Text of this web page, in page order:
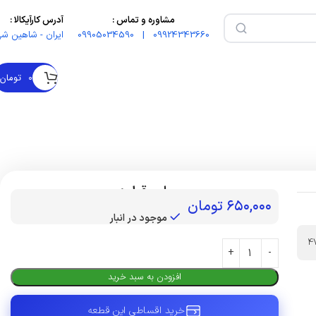
مشاوره و تماس :
09924343660 | 09905034590
آدرس کارآیکالا :
ایران - شاهین
۰ تومان
بهای قطعه :
۶۵۰,۰۰۰ تومان
موجود در انبار
افزودن به سبد خرید
خرید اقساطی این قطعه